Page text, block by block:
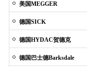
美国MEGGER
德国SICK
德国HYDAC贺德克
德国巴士德Barksdale